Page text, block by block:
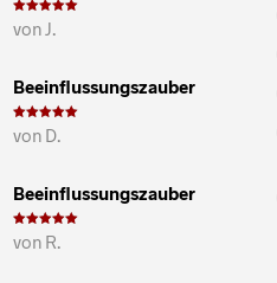
Bewertet mit
5von 5
von J.
Beeinflussungszauber
Bewertet mit
5von 5
von D.
Beeinflussungszauber
Bewertet mit
5von 5
von R.